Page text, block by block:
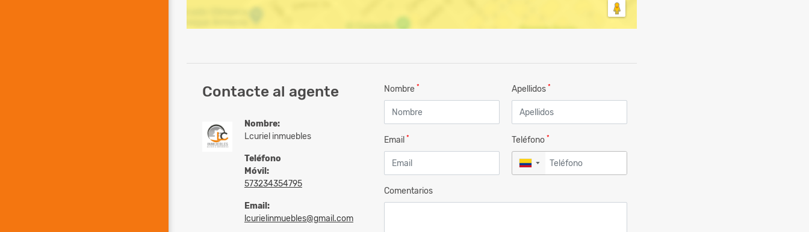
Contacte al agente
Nombre:
Lcuriel inmuebles
Teléfono
Móvil:
573234354795
Email:
lcurielinmuebles@gmail.com
Nombre * Apellidos *
Email * Teléfono *
▼
Comentarios